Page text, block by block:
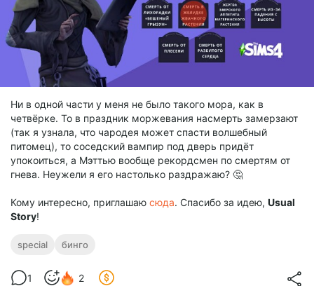
Ни в одной части у меня не было такого мора, как в
четвёрке. То в праздник моржевания насмерть замерзают
(так я узнала, что чародея может спасти волшебный
питомец), то соседский вампир под дверь придёт
упокоиться, а Мэттью вообще рекордсмен по смертям от
гнева. Неужели я его настолько раздражаю? 🤔
Кому интересно, приглашаю сюда. Спасибо за идею, Usual
Story!
special бинго
1 2